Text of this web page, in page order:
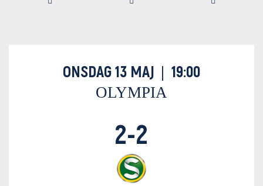
ONSDAG 13 MAJ | 19:00
OLYMPIA
2-2